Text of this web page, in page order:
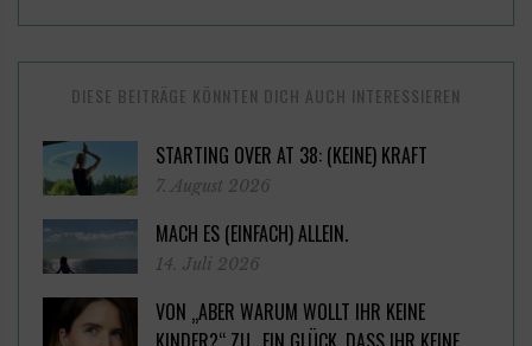
DIESE BEITRÄGE KÖNNTEN DICH AUCH INTERESSIEREN
STARTING OVER AT 38: (KEINE) KRAFT
7. August 2026
MACH ES (EINFACH) ALLEIN.
14. Juli 2026
VON „ABER WARUM WOLLT IHR KEINE